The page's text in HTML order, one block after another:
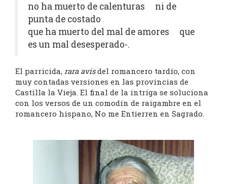
no ha muerto de calenturas ni de
punta de costado
que ha muerto del mal de amores que
es un mal desesperado-.
El parricida, rara avisdel romancero tardío, con
muy contadas versiones en las provincias de
Castilla la Vieja. El final de la intriga se soluciona
con los versos de un comodín de raigambre en el
romancero hispano, No me Entierren en Sagrado.